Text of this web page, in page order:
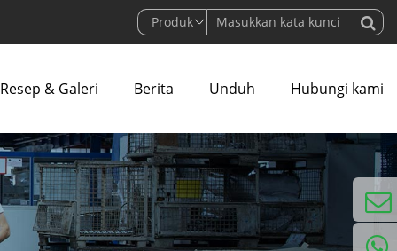
Resep & Galeri Berita Unduh Hubungi kami